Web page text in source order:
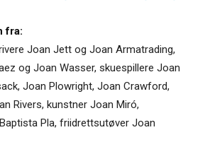
fra:
Joan Jett og Joan Armatrading,
og Joan Wasser, skuespillere Joan
Joan Plowright, Joan Crawford,
Rivers, kunstner Joan Miró,
Pla, friidrettsutøver Joan